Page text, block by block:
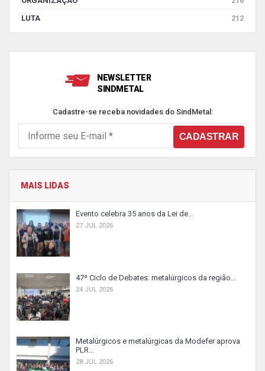
LUTA
212
NEWSLETTER
SINDMETAL
Cadastre-se receba novidades do SindMetal:
MAIS LIDAS
Evento celebra 35 anos da Lei de...
27 JUL 2026
47º Ciclo de Debates: metalúrgicos da região...
24 JUL 2026
Metalúrgicos e metalúrgicas da Modefer aprova
PLR...
28 JUL 2026